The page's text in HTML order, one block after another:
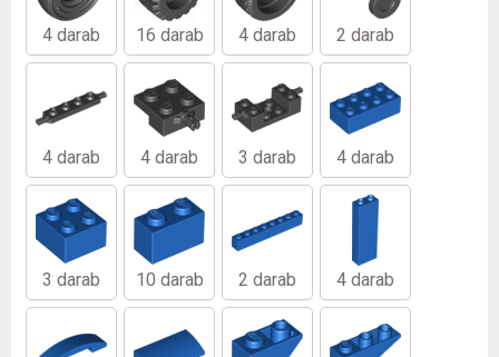
4 darab 16 darab 4 darab 2 darab
4 darab 4 darab 3 darab 4 darab
3 darab 10 darab 2 darab 4 darab